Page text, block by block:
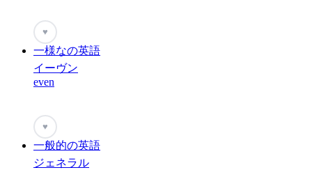
♥
一様なの英語
イーヴン
even
♥
一般的の英語
ジェネラル